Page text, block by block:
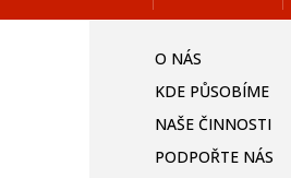
O NÁS
KDE PŮSOBÍME
NAŠE ČINNOSTI
PODPOŘTE NÁS